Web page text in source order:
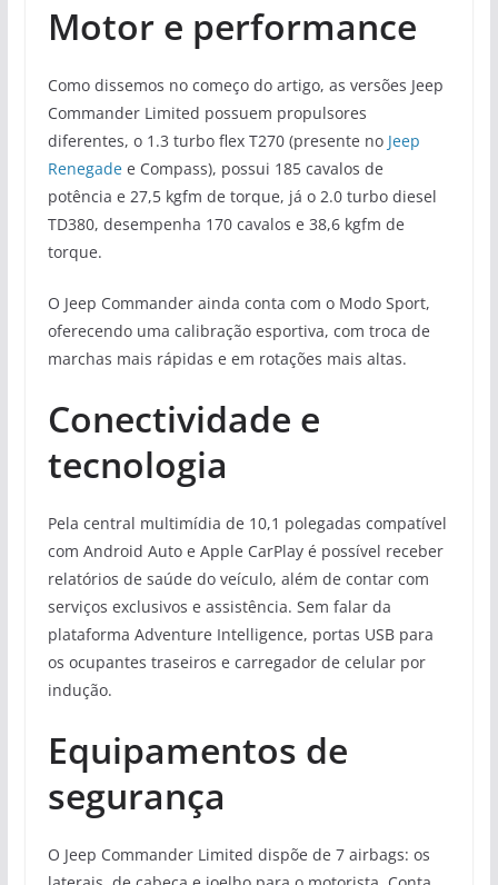
Motor e performance
Como dissemos no começo do artigo, as versões Jeep
Commander Limited possuem propulsores
diferentes, o 1.3 turbo flex T270 (presente no Jeep
Renegadee Compass), possui 185 cavalos de
potência e 27,5 kgfm de torque, já o 2.0 turbo diesel
TD380, desempenha 170 cavalos e 38,6 kgfm de
torque.
O Jeep Commander ainda conta com o Modo Sport,
oferecendo uma calibração esportiva, com troca de
marchas mais rápidas e em rotações mais altas.
Conectividade e
tecnologia
Pela central multimídia de 10,1 polegadas compatível
com Android Auto e Apple CarPlay é possível receber
relatórios de saúde do veículo, além de contar com
serviços exclusivos e assistência. Sem falar da
plataforma Adventure Intelligence, portas USB para
os ocupantes traseiros e carregador de celular por
indução.
Equipamentos de
segurança
O Jeep Commander Limited dispõe de 7 airbags: os